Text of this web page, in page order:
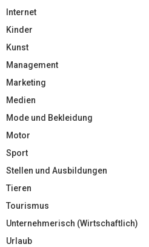
Internet
Kinder
Kunst
Management
Marketing
Medien
Mode und Bekleidung
Motor
Sport
Stellen und Ausbildungen
Tieren
Tourismus
Unternehmerisch (Wirtschaftlich)
Urlaub